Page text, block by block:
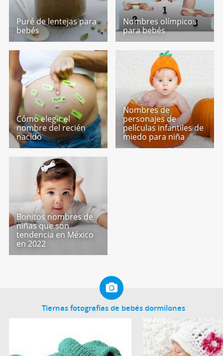
Puré de lentejas para
bebés
Nombres olímpicos
para bebés
Cómo elegir el
nombre del recién
nacido
Nombres de
personajes de
películas infantiles de
miedo para niña
Bonitos nombres de
niñas que son
tendencia en México
en 2022
Tiernas fotografías de bebés dormilones